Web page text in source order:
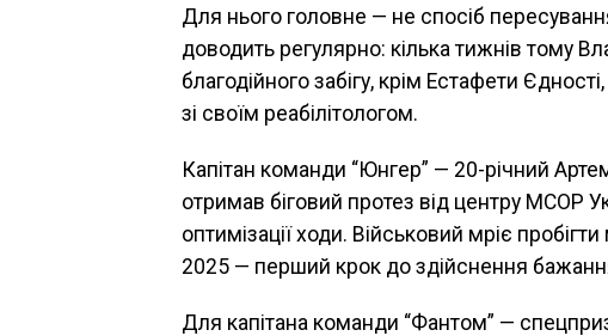
Для нього головне — не спосіб
доводить регулярно: кілька тижнів тому
благодійного забігу, крім Естафети
зі своїм реабілітологом.
Капітан команди “Юнгер” — 20-річний
отримав біговий протез від центру MCOP
оптимізації ходи. Військовий мріє
2025 — перший крок до здійснення
Для капітана команди “Фантом” —